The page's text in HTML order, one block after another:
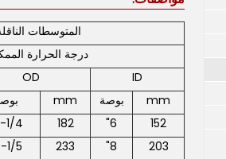
المتوسطات
درجة الحرارة
ID
OD
mm
بوصة mm
152
6"
182
1/4"
203
8"
233
1/5"